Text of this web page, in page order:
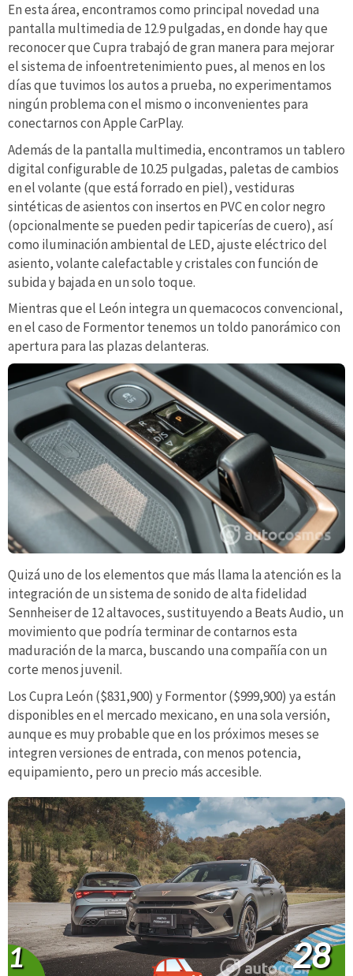
En esta área, encontramos como principal novedad una
pantalla multimedia de 12.9 pulgadas, en donde hay que
reconocer que Cupra trabajó de gran manera para mejorar
el sistema de infoentretenimiento pues, al menos en los
días que tuvimos los autos a prueba, no experimentamos
ningún problema con el mismo o inconvenientes para
conectarnos con Apple CarPlay.
Además de la pantalla multimedia, encontramos un tablero
digital configurable de 10.25 pulgadas, paletas de cambios
en el volante (que está forrado en piel), vestiduras
sintéticas de asientos con insertos en PVC en color negro
(opcionalmente se pueden pedir tapicerías de cuero), así
como iluminación ambiental de LED, ajuste eléctrico del
asiento, volante calefactable y cristales con función de
subida y bajada en un solo toque.
Mientras que el León integra un quemacocos convencional,
en el caso de Formentor tenemos un toldo panorámico con
apertura para las plazas delanteras.
Quizá uno de los elementos que más llama la atención es la
integración de un sistema de sonido de alta fidelidad
Sennheiser de 12 altavoces, sustituyendo a Beats Audio, un
movimiento que podría terminar de contarnos esta
maduración de la marca, buscando una compañía con un
corte menos juvenil.
Los Cupra León ($831,900) y Formentor ($999,900) ya están
disponibles en el mercado mexicano, en una sola versión,
aunque es muy probable que en los próximos meses se
integren versiones de entrada, con menos potencia,
equipamiento, pero un precio más accesible.
1 28